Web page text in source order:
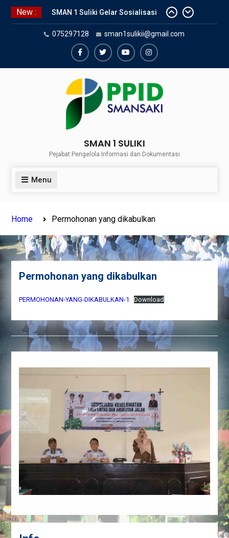
Skip
New :
SMAN 1 Suliki Gelar Sosialisasi
Keselamatan Berlalu Lintas
Bersama Dinas Perhubungan
Lima Puluh Kota
SNBP 2024 – Rekapitulasi
Suliki Tembus PTN
Sosialisasi Narkoba bersama
Kasat Reserve Narkoba Polres 50
075297128 sman1sulikii@gmail.com
FacebookTwiterYoutubeInstagram
SMAN 1 SULIKI
Pejabat Pengelola Informasi dan Dokumentasi
Menu
Home Permohonan yang dikabulkan
Permohonan yang dikabulkan
PERMOHONAN-YANG-DIKABULKAN-1 Download